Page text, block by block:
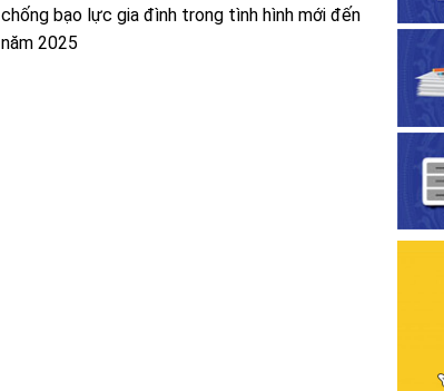
chống bạo lực gia đình trong tình hình mới đến
năm 2025